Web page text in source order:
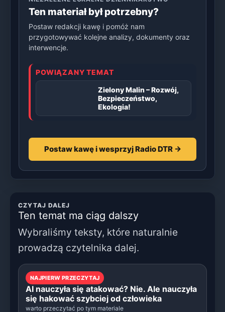
Ten materiał był potrzebny?
Postaw redakcji kawę i pomóż nam
przygotowywać kolejne analizy, dokumenty oraz
interwencje.
POWIĄZANY TEMAT
Zielony Malin – Rozwój,
Bezpieczeństwo,
Ekologia!
Postaw kawę i wesprzyj Radio DTR →
CZYTAJ DALEJ
Ten temat ma ciąg dalszy
Wybraliśmy teksty, które naturalnie
prowadzą czytelnika dalej.
NAJPIERW PRZECZYTAJ
AI nauczyła się atakować? Nie. Ale nauczyła
się hakować szybciej od człowieka
warto przeczytać po tym materiale